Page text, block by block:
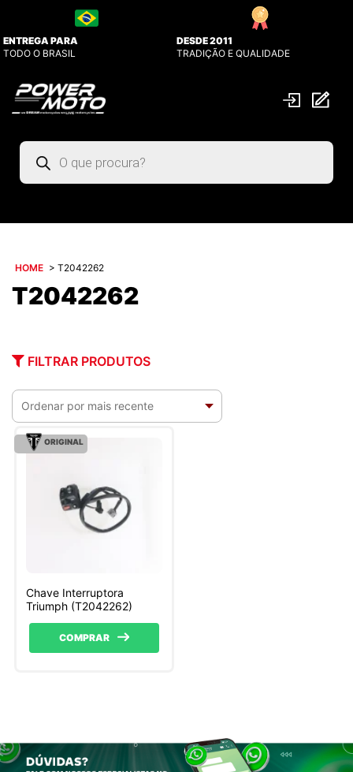
ENTREGA PARA
TODO O BRASIL
DESDE 2011
TRADIÇÃO E QUALIDADE
Pesquisar
produtos
HOME > T2042262
T2042262
FILTRAR PRODUTOS
ORIGINAL
Chave Interruptora
Triumph (T2042262)
COMPRAR